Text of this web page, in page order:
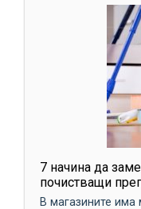
7 начина да
почистващи
В магазините има